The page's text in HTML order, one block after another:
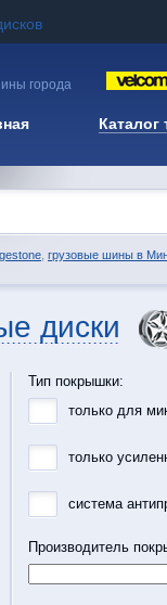
города
Каталог
грузовые шины в
диски
Тип покрышки:
только для
только
система
Производитель